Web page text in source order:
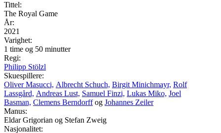
Tittel:
The Royal Game
År:
2021
Varighet:
1 time og 50 minutter
Regi:
Philipp Stölzl
Skuespillere:
Oliver Masucci, Albrecht Schuch, Birgit Minichmayr, Rolf
Lassgård, Andreas Lust, Samuel Finzi, Lukas Miko, Joel
Basman, Clemens Berndorffog Johannes Zeiler
Manus:
Eldar Grigorian og Stefan Zweig
Nasjonalitet: